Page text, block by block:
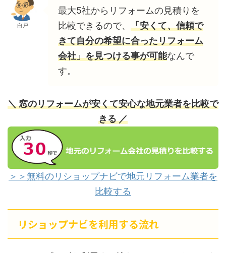
白戸
最大5社からリフォームの見積りを
比較できるので、 「安くて、信頼で
きて自分の希望に合ったリフォーム
会社」を見つける事が可能なんで
す。
＼ 窓のリフォームが安くて安心な地元業者を比較で
きる ／
＞＞無料のリショップナビで地元リフォーム業者を
比較する
リショップナビを利用する流れ